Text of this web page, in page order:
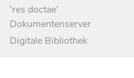
'res doctae'
Dokumentenserver
Digitale Bibliothek